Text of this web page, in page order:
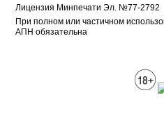
Лицензия Минпечати Эл. №77-2792
При полном или частичном
АПН обязательна